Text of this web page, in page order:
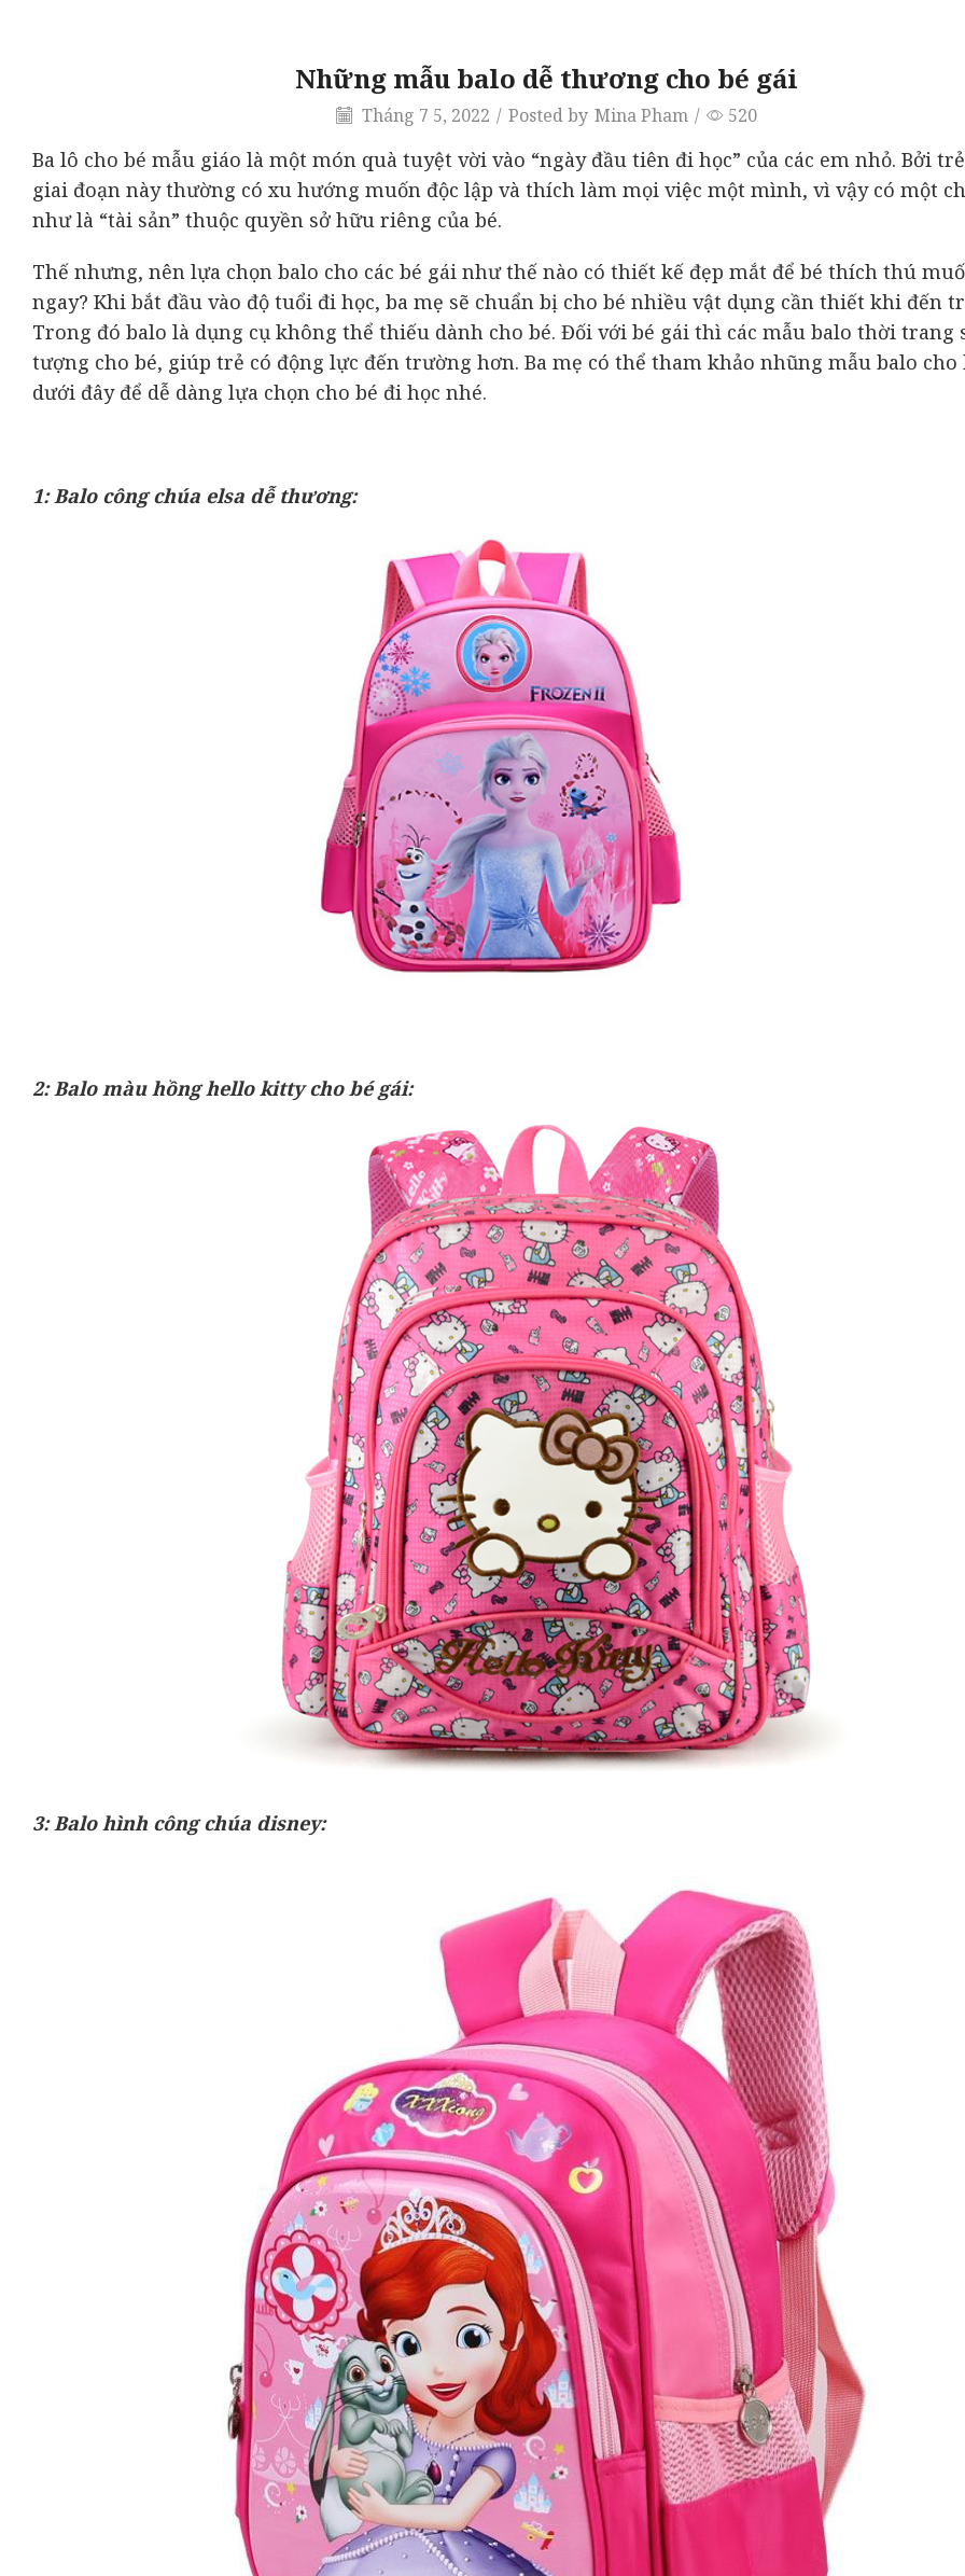
Những mẫu balo dễ thương cho bé gái
Tháng 7 5, 2022 / Posted by Mina Pham / 520
Ba lô cho bé mẫu giáo là một món quà tuyệt vời vào “ngày đầu tiên đi học” của các em nhỏ. Bởi
giai đoạn này thường có xu hướng muốn độc lập và thích làm mọi việc một mình, vì vậy có một
như là “tài sản” thuộc quyền sở hữu riêng của bé.
Thế nhưng, nên lựa chọn balo cho các bé gái như thế nào có thiết kế đẹp mắt để bé thích thú
ngay? Khi bắt đầu vào độ tuổi đi học, ba mẹ sẽ chuẩn bị cho bé nhiều vật dụng cần thiết khi đến
Trong đó balo là dụng cụ không thể thiếu dành cho bé. Đối với bé gái thì các mẫu balo thời trang
tượng cho bé, giúp trẻ có động lực đến trường hơn. Ba mẹ có thể tham khảo nhũng mẫu balo cho
dưới đây để dễ dàng lựa chọn cho bé đi học nhé.
1: Balo công chúa elsa dễ thương:
2: Balo màu hồng hello kitty cho bé gái:
3: Balo hình công chúa disney: